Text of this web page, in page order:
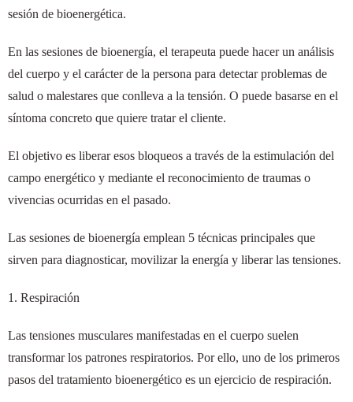
sesión de bioenergética.
En las sesiones de bioenergía, el terapeuta puede hacer un análisis
del cuerpo y el carácter de la persona para detectar problemas de
salud o malestares que conlleva a la tensión. O puede basarse en el
síntoma concreto que quiere tratar el cliente.
El objetivo es liberar esos bloqueos a través de la estimulación del
campo energético y mediante el reconocimiento de traumas o
vivencias ocurridas en el pasado.
Las sesiones de bioenergía emplean 5 técnicas principales que
sirven para diagnosticar, movilizar la energía y liberar las tensiones.
1. Respiración
Las tensiones musculares manifestadas en el cuerpo suelen
transformar los patrones respiratorios. Por ello, uno de los primeros
pasos del tratamiento bioenergético es un ejercicio de respiración.